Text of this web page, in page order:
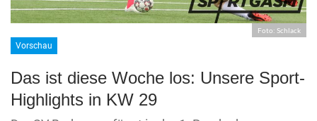
Foto: Schlack
Vorschau
Das ist diese Woche los: Unsere Sport-
Highlights in KW 29